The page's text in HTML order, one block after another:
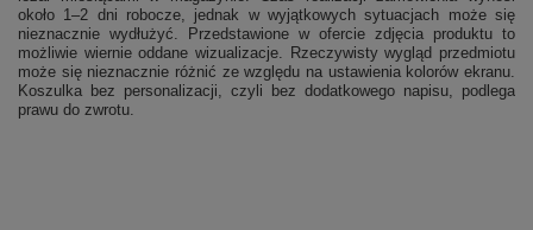
około 1–2 dni robocze, jednak w wyjątkowych sytuacjach może się
nieznacznie wydłużyć. Przedstawione w ofercie zdjęcia produktu to
możliwie wiernie oddane wizualizacje. Rzeczywisty wygląd przedmiotu
może się nieznacznie różnić ze względu na ustawienia kolorów ekranu.
Koszulka bez personalizacji, czyli bez dodatkowego napisu, podlega
prawu do zwrotu.